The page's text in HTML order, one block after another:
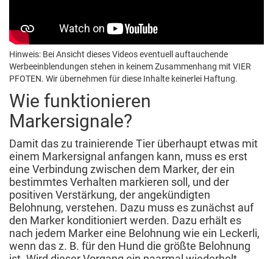
Hinweis: Bei Ansicht dieses Videos eventuell auftauchende
Werbeeinblendungen stehen in keinem Zusammenhang mit VIER
PFOTEN. Wir übernehmen für diese Inhalte keinerlei Haftung.
Wie funktionieren
Markersignale?
Damit das zu trainierende Tier überhaupt etwas mit
einem Markersignal anfangen kann, muss es erst
eine Verbindung zwischen dem Marker, der ein
bestimmtes Verhalten markieren soll, und der
positiven Verstärkung, der angekündigten
Belohnung, verstehen. Dazu muss es zunächst auf
den Marker konditioniert werden. Dazu erhält es
nach jedem Marker eine Belohnung wie ein Leckerli,
wenn das z. B. für den Hund die größte Belohnung